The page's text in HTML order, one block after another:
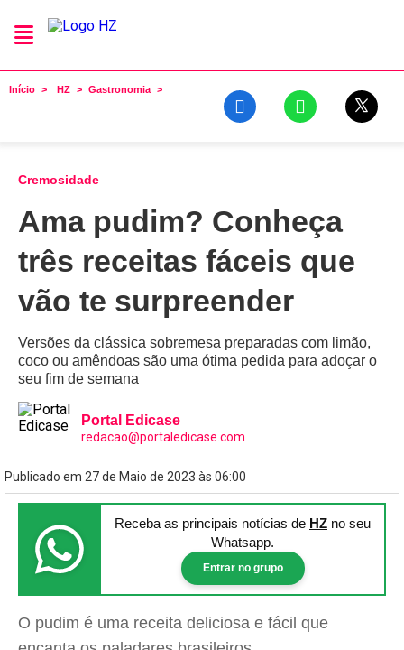
Início HZ Gastronomia
Cremosidade
Ama pudim? Conheça
três receitas fáceis que
vão te surpreender
Versões da clássica sobremesa preparadas com limão,
coco ou amêndoas são uma ótima pedida para adoçar o
seu fim de semana
Portal Edicase
redacao@portaledicase.com
Publicado em 27 de Maio de 2023 às 06:00
Receba as principais notícias de HZ no seu
Whatsapp.
Entrar no grupo
O pudim é uma receita deliciosa e fácil que